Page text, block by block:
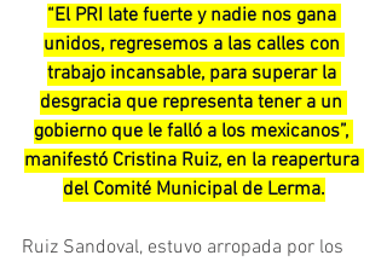
“El PRI late fuerte y nadie nos gana
unidos, regresemos a las calles con
trabajo incansable, para superar la
desgracia que representa tener a un
gobierno que le falló a los mexicanos”,
manifestó Cristina Ruiz, en la reapertura
del Comité Municipal de Lerma.
Ruiz Sandoval, estuvo arropada por los